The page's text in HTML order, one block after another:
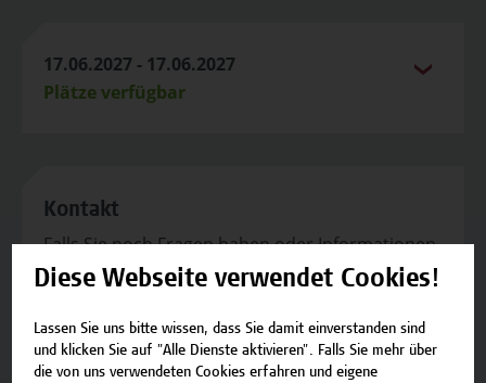
17.06.2027 - 17.06.2027
Plätze verfügbar
Kontakt
Falls Sie noch Fragen haben oder Informationen
zum Angebot benötigen, stehen wir gerne zur
Team Campus Wien Academy
E-Mail:academy[at]hcw.ac.at
Diese Webseite verwendet Cookies!
Lassen Sie uns bitte wissen, dass Sie damit einverstanden sind
und klicken Sie auf "Alle Dienste aktivieren". Falls Sie mehr über
die von uns verwendeten Cookies erfahren und eigene